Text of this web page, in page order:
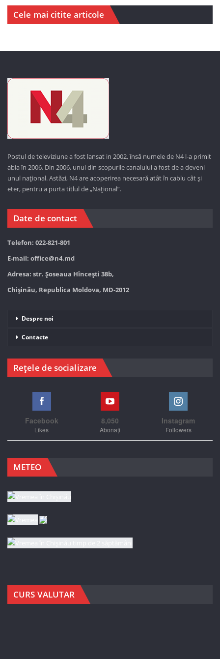
Cele mai citite articole
Postul de televiziune a fost lansat in 2002, însă numele de N4 l-a primit
abia în 2006. Din 2006, unul din scopurile canalului a fost de a deveni
unul național. Astăzi, N4 are acoperirea necesară atât în cablu cât și
eter, pentru a purta titlul de „Național”.
Date de contact
Telefon: 022-821-801
E-mail: office@n4.md
Adresa: str. Șoseaua Hînceşti 38b,
Chișinău, Republica Moldova, MD-2012
Despre noi
Contacte
Rețele de socializare
Facebook
Likes
8,050
Abonați
Instagram
Followers
METEO
CURS VALUTAR